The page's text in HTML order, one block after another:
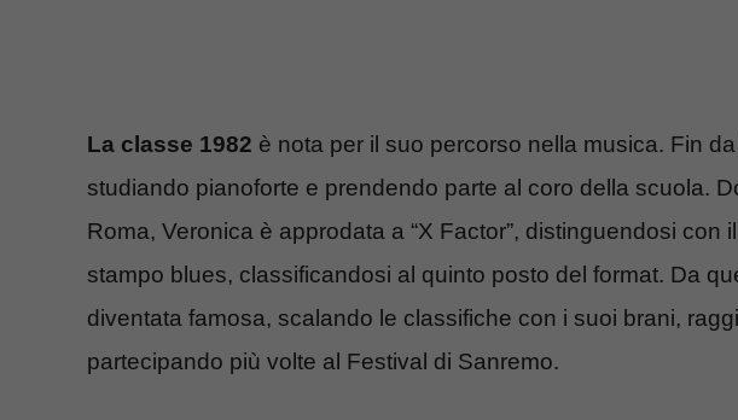
La classe 1982 è nota per il suo percorso nella musica. Fin
studiando pianoforte e prendendo parte al coro della scuola.
Roma, Veronica è approdata a “X Factor”, distinguendosi con
stampo blues, classificandosi al quinto posto del format. Da
diventata famosa, scalando le classifiche con i suoi brani,
partecipando più volte al Festival di Sanremo.